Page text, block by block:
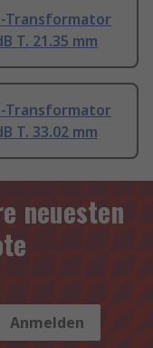
Transformator
T. 21.35 mm
Transformator
T. 33.02 mm
neuesten
Anmelden